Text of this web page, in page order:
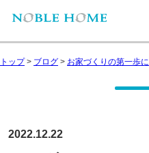
トップ> ブログ > お家づくりの第一歩に
2022.12.22